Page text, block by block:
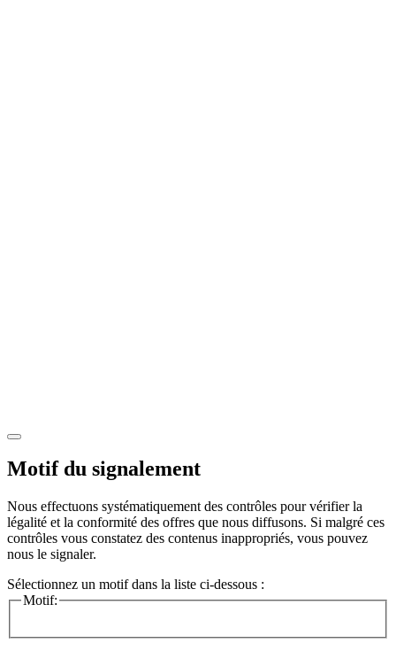
Motif du signalement
Nous effectuons systématiquement des contrôles pour vérifier la
légalité et la conformité des offres que nous diffusons. Si malgré ces
contrôles vous constatez des contenus inappropriés, vous pouvez
nous le signaler.
Sélectionnez un motif dans la liste ci-dessous :
Motif: